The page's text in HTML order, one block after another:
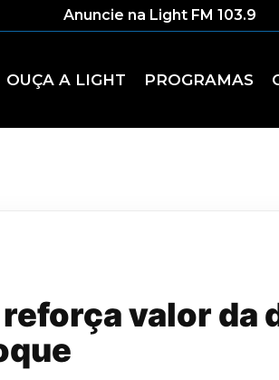
Anuncie na Light FM 103.9
OUÇA A LIGHT PROGRAMAS
valor da